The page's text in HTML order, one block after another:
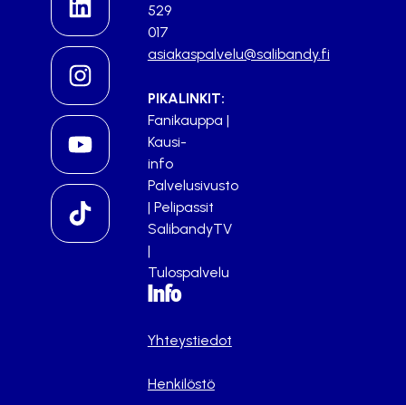
529
017
asiakaspalvelu@salibandy.fi
PIKALINKIT:
Fanikauppa |
Kausi-
info
Palvelusivusto
| Pelipassit
SalibandyTV
|
Tulospalvelu
Info
Yhteystiedot
Henkilöstö